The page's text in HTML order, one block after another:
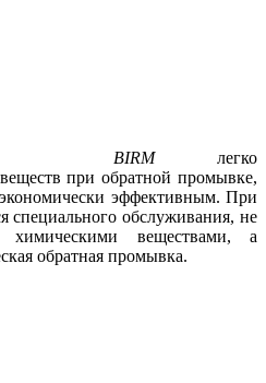
BIRMлегко
при обратной промывке,
эффективным. При
специального обслуживания, не
химическими веществами, а
обратная промывка.